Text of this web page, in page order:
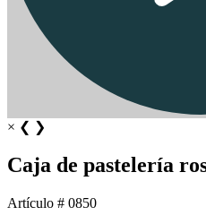
× ❮ ❯
Caja de pastelería
Artículo # 0850